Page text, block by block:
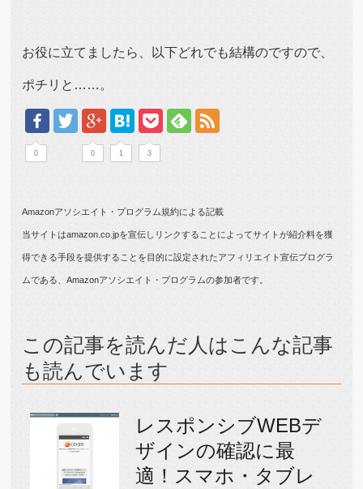
お役に立てましたら、以下どれでも結構のですので、
ポチリと……。
0 0 1 3
Amazonアソシエイト・プログラム規約による記載
当サイトはamazon.co.jpを宣伝しリンクすることによってサイトが紹介料を獲
得できる手段を提供することを目的に設定されたアフィリエイト宣伝プログラ
ムである、Amazonアソシエイト・プログラムの参加者です。
この記事を読んだ人はこんな記事
も読んでいます
レスポンシブWEBデ
ザインの確認に最
適！スマホ・タブレ